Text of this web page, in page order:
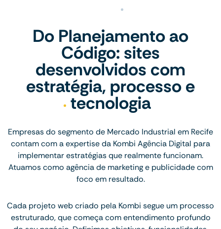
Do Planejamento ao
Código: sites
desenvolvidos com
estratégia, processo e
tecnologia
Empresas do segmento de Mercado Industrial em Recife
contam com a expertise da Kombi Agência Digital para
implementar estratégias que realmente funcionam.
Atuamos como agência de marketing e publicidade com
foco em resultado.
Cada projeto web criado pela Kombi segue um processo
estruturado, que começa com entendimento profundo